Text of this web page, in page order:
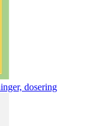
dosering